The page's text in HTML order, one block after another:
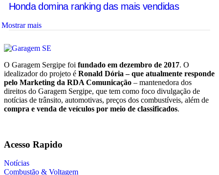
Honda domina ranking das mais vendidas
Mostrar mais
O Garagem Sergipe foi fundado em dezembro de 2017. O
idealizador do projeto é Ronald Dória – que atualmente responde
pelo Marketing da RDA Comunicação – mantenedora dos
direitos do Garagem Sergipe, que tem como foco divulgação de
notícias de trânsito, automotivas, preços dos combustíveis, além de
compra e venda de veículos por meio de classificados.
Acesso Rapido
Notícias
Combustão & Voltagem